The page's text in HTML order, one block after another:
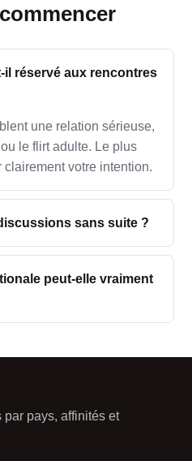
il réservé aux rencontres
une relation sérieuse,
le flirt adulte. Le plus
votre intention.
sans suite ?
peut-elle vraiment
pays, affinités et